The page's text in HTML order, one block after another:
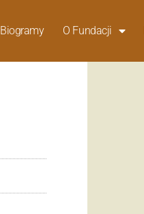
Biogramy O Fundacji